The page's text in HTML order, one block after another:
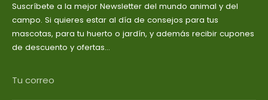
Suscríbete a la mejor Newsletter del mundo animal y del
campo. Si quieres estar al día de consejos para tus
mascotas, para tu huerto o jardín, y además recibir cupones
de descuento y ofertas...
Tu correo